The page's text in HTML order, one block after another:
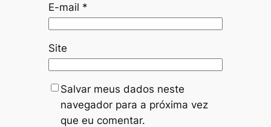
E-mail *
Site
Salvar meus dados neste
navegador para a próxima vez
que eu comentar.